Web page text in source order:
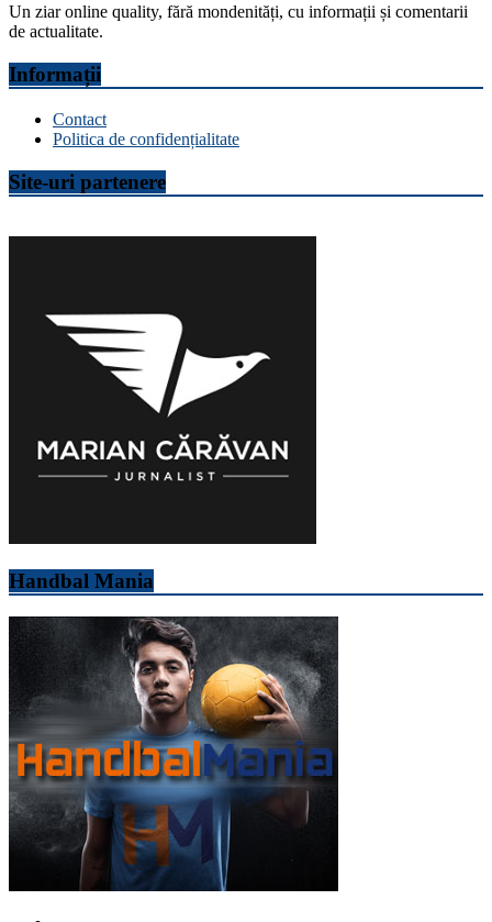
Un ziar online quality, fără mondenități, cu informații și comentarii
de actualitate.
Informații
Contact
Politica de confidențialitate
Site-uri partenere
Handbal Mania